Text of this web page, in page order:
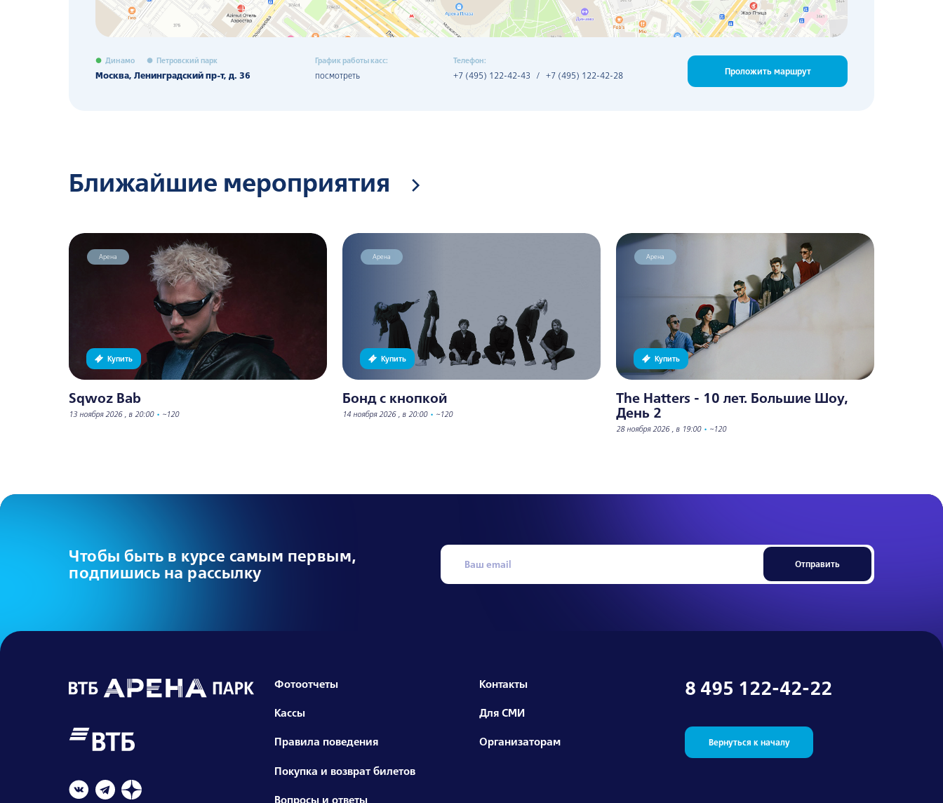
Динамо Петровский парк
Москва, Ленинградский пр-т, д. 36
График работы касс:
посмотреть
Телефон:
+7 (495) 122-42-43 / +7 (495) 122-42-28 Проложить маршрут
Ближайшие мероприятия
Арена
Sqwoz Bab
13 ноября 2026 , в 20:00 • ~120
Купить
Арена
Бонд с кнопкой
14 ноября 2026 , в 20:00 • ~120
Купить
Арена
The Hatters - 10 лет. Большие Шоу,
День 2
28 ноября 2026 , в 19:00 • ~120
Купить
Чтобы быть в курсе самым первым,
подпишись на рассылку
Отправить
Фотоотчеты
Кассы
Правила поведения
Покупка и возврат билетов
Вопросы и ответы
Контакты
Для СМИ
Организаторам
8 495 122-42-22
Вернуться к началу